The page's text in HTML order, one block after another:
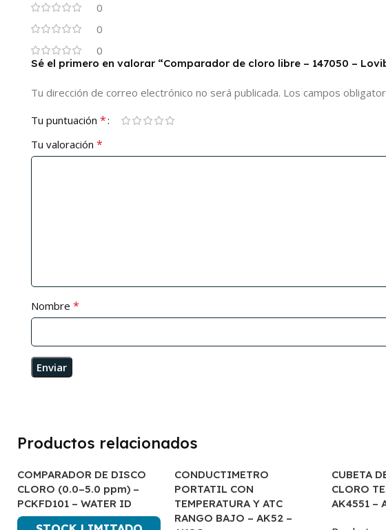
0
0
0
Sé el primero en valorar “Comparador de cloro libre – 147050 –
Tu dirección de correo electrónico no será publicada. Los campos
Tu puntuación *
Tu valoración *
Nombre *
Productos relacionados
COMPARADOR DE DISCO
CLORO (0.0–5.0 ppm) –
PCKFD101 – WATER ID
CONDUCTIMETRO
PORTATIL CON
TEMPERATURA Y ATC
RANGO BAJO – AK52 –
CUBETA
CLORO
AK4551 –